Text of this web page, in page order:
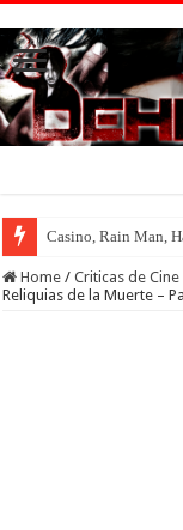
Introducción al
Home / Criticas de Cine
Reliquias de la Muerte –